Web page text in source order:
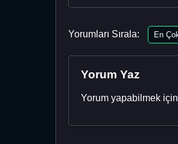
Yorumları Sırala:
Yorum Yaz
Yorum yapabilmek için